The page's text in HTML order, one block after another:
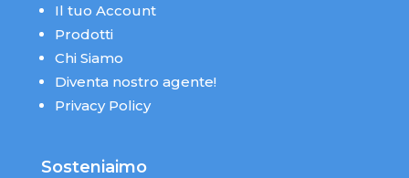
Il tuo Account
Prodotti
Chi Siamo
Diventa nostro agente!
Privacy Policy
Sosteniaimo